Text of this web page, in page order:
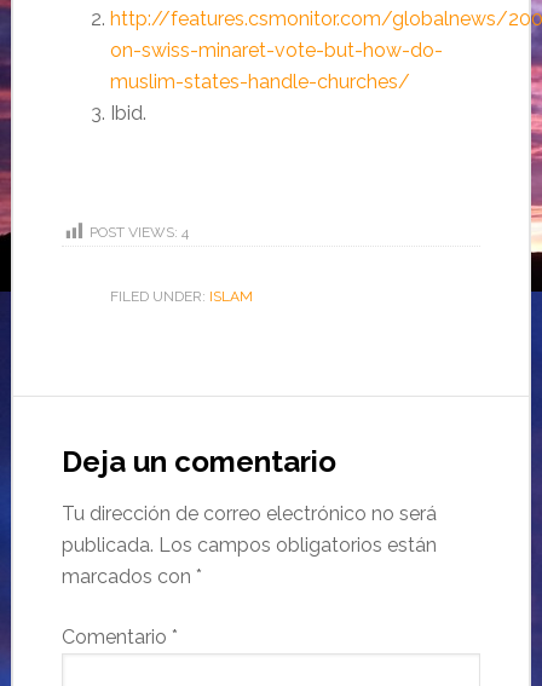
http://features.csmonitor.com/globalnews/
on-swiss-minaret-vote-but-how-do-
muslim-states-handle-churches/
Ibid.
POST VIEWS: 4
FILED UNDER: ISLAM
Deja un comentario
Tu dirección de correo electrónico no será
publicada. Los campos obligatorios están
marcados con *
Comentario *